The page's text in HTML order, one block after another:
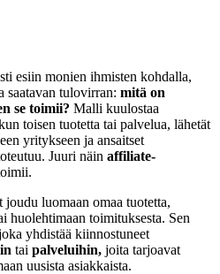
esiin monien ihmisten kohdalla,
saatavan tulovirran: mitä on
se toimii? Malli kuulostaa
toisen tuotetta tai palvelua, lähetät
yritykseen ja ansaitset
Juuri näin affiliate-
luomaan omaa tuotetta,
huolehtimaan toimituksesta. Sen
yhdistää kiinnostuneet
tai palveluihin, joita tarjoavat
uusista asiakkaista.